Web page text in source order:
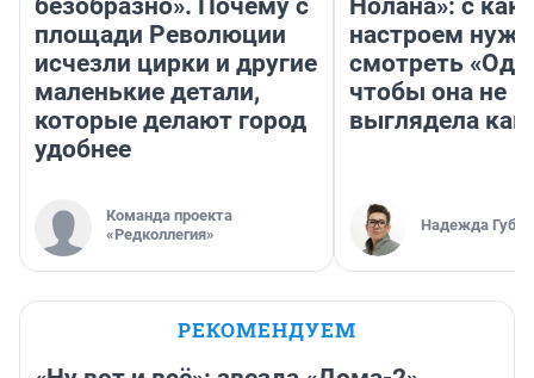
безобразно». Почему с
площади Революции
исчезли цирки и другие
маленькие детали,
которые делают город
удобнее
Команда проекта
«Редколлегия»
Нолана»: с
настроем
смотреть
чтобы она не
выглядела как
Надежда
РЕКОМЕНДУЕМ